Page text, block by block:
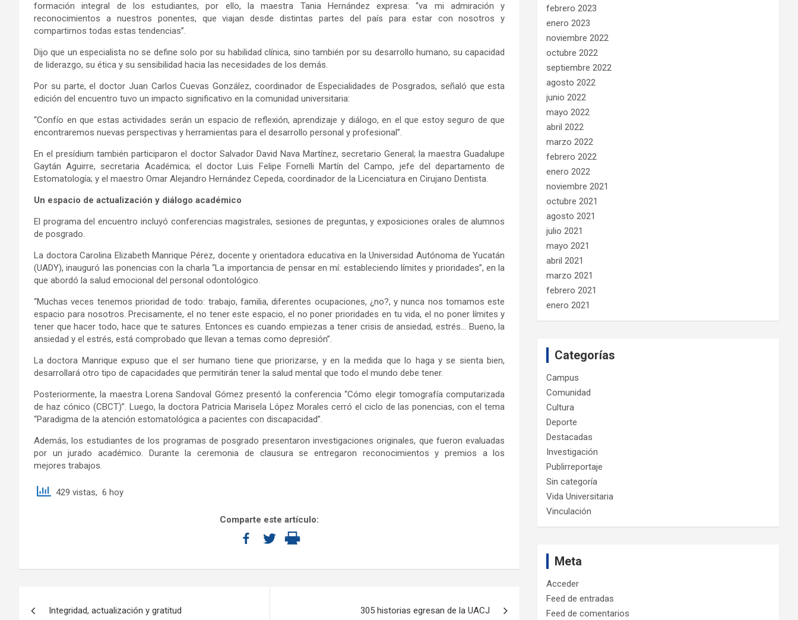
formación integral de los estudiantes, por ello, la maestra Tania Hernández expresa: “va mi admiración y
reconocimientos a nuestros ponentes, que viajan desde distintas partes del país para estar con nosotros y
compartirnos todas estas tendencias”.
Dijo que un especialista no se define solo por su habilidad clínica, sino también por su desarrollo humano, su capacidad
de liderazgo, su ética y su sensibilidad hacia las necesidades de los demás.
Por su parte, el doctor Juan Carlos Cuevas González, coordinador de Especialidades de Posgrados, señaló que esta
edición del encuentro tuvo un impacto significativo en la comunidad universitaria:
“Confío en que estas actividades serán un espacio de reflexión, aprendizaje y diálogo, en el que estoy seguro de que
encontraremos nuevas perspectivas y herramientas para el desarrollo personal y profesional”.
En el presídium también participaron el doctor Salvador David Nava Martínez, secretario General; la maestra Guadalupe
Gaytán Aguirre, secretaria Académica; el doctor Luis Felipe Fornelli Martín del Campo, jefe del departamento de
Estomatología; y el maestro Omar Alejandro Hernández Cepeda, coordinador de la Licenciatura en Cirujano Dentista.
Un espacio de actualización y diálogo académico
El programa del encuentro incluyó conferencias magistrales, sesiones de preguntas, y exposiciones orales de alumnos
de posgrado.
La doctora Carolina Elizabeth Manrique Pérez, docente y orientadora educativa en la Universidad Autónoma de Yucatán
(UADY), inauguró las ponencias con la charla “La importancia de pensar en mí: estableciendo límites y prioridades”, en la
que abordó la salud emocional del personal odontológico.
“Muchas veces tenemos prioridad de todo: trabajo, familia, diferentes ocupaciones, ¿no?, y nunca nos tomamos este
espacio para nosotros. Precisamente, el no tener este espacio, el no poner prioridades en tu vida, el no poner límites y
tener que hacer todo, hace que te satures. Entonces es cuando empiezas a tener crisis de ansiedad, estrés… Bueno, la
ansiedad y el estrés, está comprobado que llevan a temas como depresión”.
La doctora Manrique expuso que el ser humano tiene que priorizarse, y en la medida que lo haga y se sienta bien,
desarrollará otro tipo de capacidades que permitirán tener la salud mental que todo el mundo debe tener.
Posteriormente, la maestra Lorena Sandoval Gómez presentó la conferencia “Cómo elegir tomografía computarizada
de haz cónico (CBCT)”. Luego, la doctora Patricia Marisela López Morales cerró el ciclo de las ponencias, con el tema
“Paradigma de la atención estomatológica a pacientes con discapacidad”.
Además, los estudiantes de los programas de posgrado presentaron investigaciones originales, que fueron evaluadas
por un jurado académico. Durante la ceremonia de clausura se entregaron reconocimientos y premios a los
mejores trabajos.
429 vistas, 6 hoy
Comparte este artículo:
Integridad, actualización y gratitud 305 historias egresan de la UACJ
febrero 2023
enero 2023
noviembre 2022
octubre 2022
septiembre 2022
agosto 2022
junio 2022
mayo 2022
abril 2022
marzo 2022
febrero 2022
enero 2022
noviembre 2021
octubre 2021
agosto 2021
julio 2021
mayo 2021
abril 2021
marzo 2021
febrero 2021
enero 2021
Categorías
Campus
Comunidad
Cultura
Deporte
Destacadas
Investigación
Publirreportaje
Sin categoría
Vida Universitaria
Vinculación
Meta
Acceder
Feed de entradas
Feed de comentarios